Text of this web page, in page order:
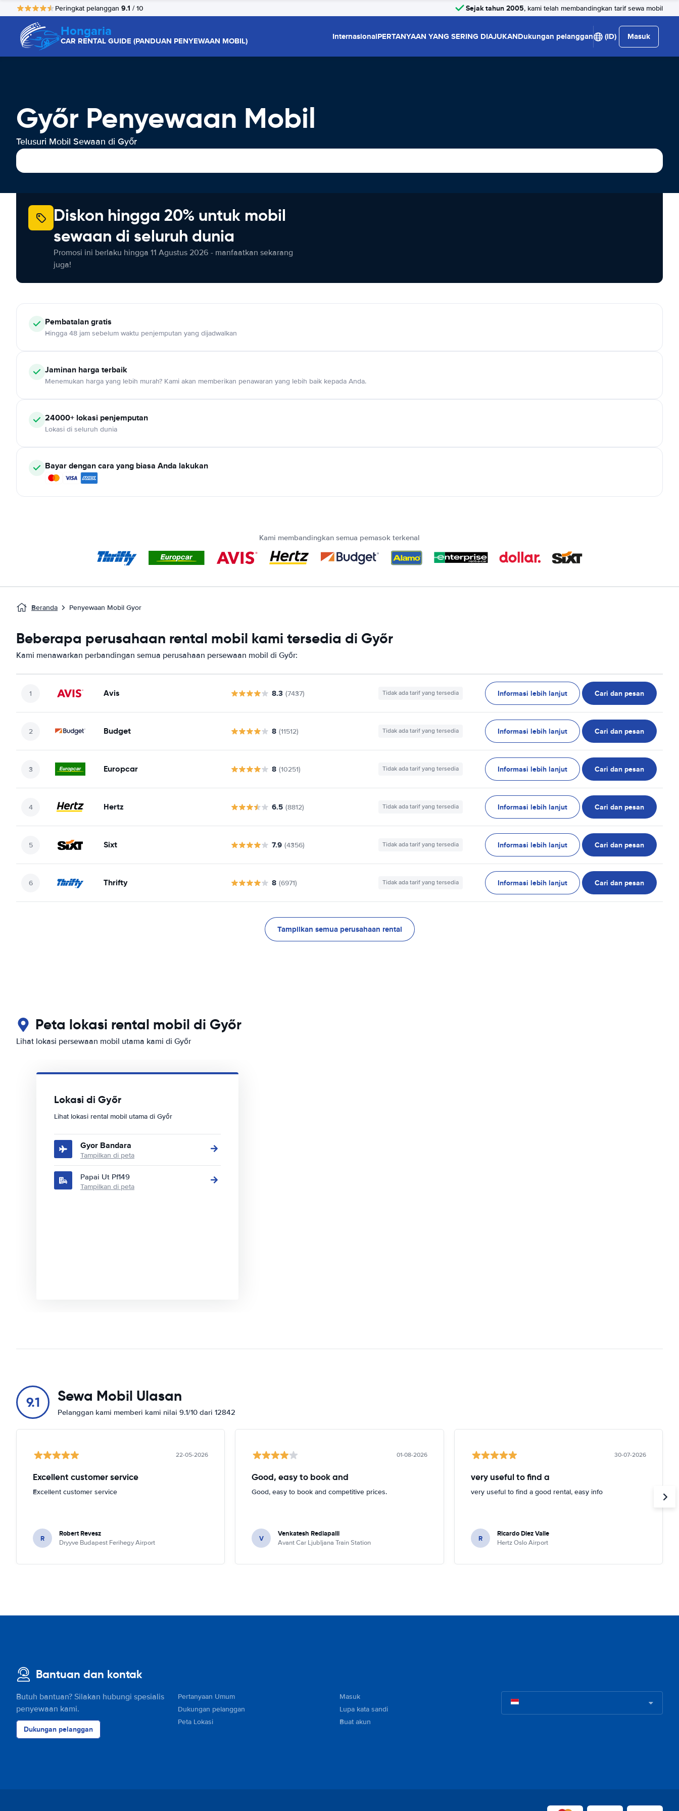
Peringkat pelanggan 9.1 / 10 Sejak tahun 2005, kami telah membandingkan tarif sewa mobil
Hongaria
CAR RENTAL GUIDE (PANDUAN PENYEWAAN MOBIL) InternasionalPERTANYAAN YANG SERING DIAJUKANDukungan pelanggan (ID) Masuk
Győr Penyewaan Mobil
Telusuri Mobil Sewaan di Győr
Diskon hingga 20% untuk mobil
sewaan di seluruh dunia
Promosi ini berlaku hingga 11 Agustus 2026 - manfaatkan sekarang
juga!
Pembatalan gratis
Hingga 48 jam sebelum waktu penjemputan yang dijadwalkan
Jaminan harga terbaik
Menemukan harga yang lebih murah? Kami akan memberikan penawaran yang lebih baik kepada Anda.
24000+ lokasi penjemputan
Lokasi di seluruh dunia
Bayar dengan cara yang biasa Anda lakukan
Kami membandingkan semua pemasok terkenal
Beranda Penyewaan Mobil Gyor
Beberapa perusahaan rental mobil kami tersedia di Győr
Kami menawarkan perbandingan semua perusahaan persewaan mobil di Győr:
Avis 8.3 (7437) Tidak ada tarif yang tersedia Informasi lebih lanjut Cari dan pesan
Budget 8 (11512) Tidak ada tarif yang tersedia Informasi lebih lanjut Cari dan pesan
Europcar 8 (10251) Tidak ada tarif yang tersedia Informasi lebih lanjut Cari dan pesan
Hertz 6.5 (8812) Tidak ada tarif yang tersedia Informasi lebih lanjut Cari dan pesan
Sixt 7.9 (4356) Tidak ada tarif yang tersedia Informasi lebih lanjut Cari dan pesan
Thrifty 8 (6971) Tidak ada tarif yang tersedia Informasi lebih lanjut Cari dan pesan
Tampilkan semua perusahaan rental
Peta lokasi rental mobil di Győr
Lihat lokasi persewaan mobil utama kami di Győr
Lokasi di Győr
Lihat lokasi rental mobil utama di Győr
Gyor Bandara
Tampilkan di peta
Papai Ut Pf149
Tampilkan di peta
9.1 Sewa Mobil Ulasan
Pelanggan kami memberi kami nilai 9.1/10 dari 12842
22-05-2026
Excellent customer service
Excellent customer service
R Robert Revesz
Dryyve Budapest Ferihegy Airport
01-08-2026
Good, easy to book and
Good, easy to book and competitive prices.
V Venkatesh Redlapalli
Avant Car Ljubljana Train Station
30-07-2026
very useful to find a
very useful to find a good rental, easy info
R Ricardo Diez Valle
Hertz Oslo Airport
Bantuan dan kontak
Butuh bantuan? Silakan hubungi spesialis
penyewaan kami.
Dukungan pelanggan
Pertanyaan Umum
Dukungan pelanggan
Peta Lokasi
Masuk
Lupa kata sandi
Buat akun